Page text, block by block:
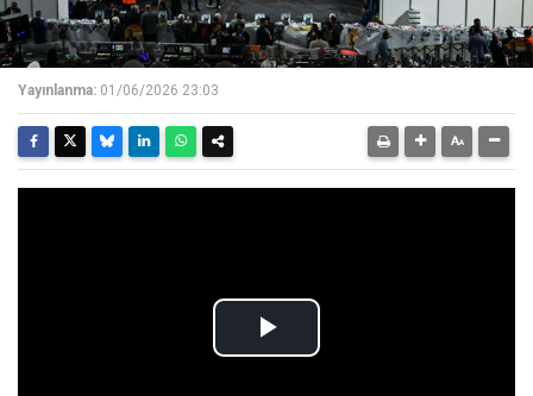
Yayınlanma: 01/06/2026 23:03